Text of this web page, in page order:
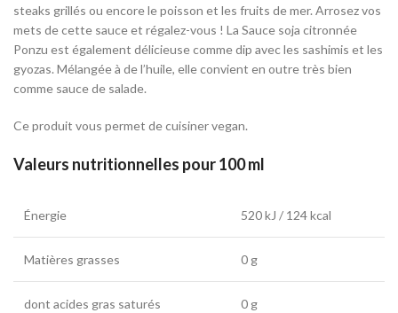
steaks grillés ou encore le poisson et les fruits de mer. Arrosez vos
mets de cette sauce et régalez-vous ! La Sauce soja citronnée
Ponzu est également délicieuse comme dip avec les sashimis et les
gyozas. Mélangée à de l’huile, elle convient en outre très bien
comme sauce de salade.
Ce produit vous permet de cuisiner vegan.
Valeurs nutritionnelles pour 100 ml
Énergie 520 kJ / 124 kcal
Matières grasses 0 g
dont acides gras saturés 0 g